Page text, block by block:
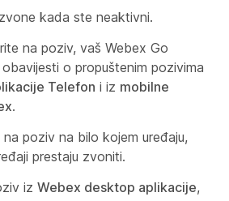
kada ste neaktivni.
na poziv, vaš Webex Go
o propuštenim pozivima
Telefon i iz mobilne
.
poziv na bilo kojem uređaju,
prestaju zvoniti.
iz Webex desktop aplikacije,